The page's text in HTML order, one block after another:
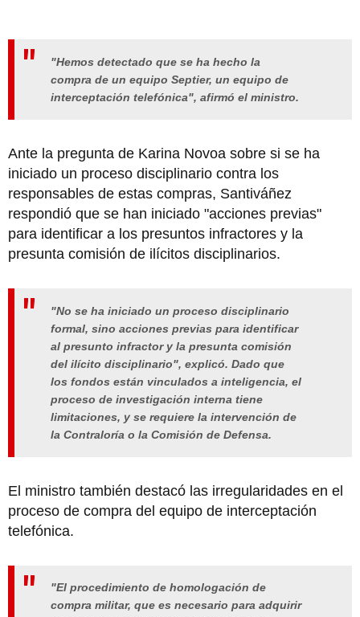
"Hemos detectado que se ha hecho la
compra de un equipo Septier, un equipo de
interceptación telefónica", afirmó el ministro.
Ante la pregunta de Karina Novoa sobre si se ha
iniciado un proceso disciplinario contra los
responsables de estas compras, Santiváñez
respondió que se han iniciado "acciones previas"
para identificar a los presuntos infractores y la
presunta comisión de ilícitos disciplinarios.
"No se ha iniciado un proceso disciplinario
formal, sino acciones previas para identificar
al presunto infractor y la presunta comisión
del ilícito disciplinario", explicó. Dado que
los fondos están vinculados a inteligencia, el
proceso de investigación interna tiene
limitaciones, y se requiere la intervención de
la Contraloría o la Comisión de Defensa.
El ministro también destacó las irregularidades en el
proceso de compra del equipo de interceptación
telefónica.
"El procedimiento de homologación de
compra militar, que es necesario para adquirir